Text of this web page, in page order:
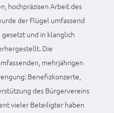
hochpräzisen Arbeit des
der Flügel umfassend
und in klanglich
Die
mehrjährigen
Benefizkonzerte,
des Bürgervereins
vieler Beteiligter haben